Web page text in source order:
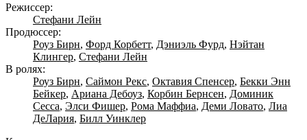
Режиссер:
Стефани Лейн
Продюссер:
Роуз Бирн, Форд Корбетт, Дэниэль Фурд, Нэйтан
Клингер, Стефани Лейн
В ролях:
Роуз Бирн, Саймон Рекс, Октавия Спенсер, Бекки Энн
Бейкер, Ариана Дебоуз, Корбин Бернсен, Доминик
Сесса, Элси Фишер, Рома Маффиа, Деми Ловато, Лиа
ДеЛария, Билл Уинклер